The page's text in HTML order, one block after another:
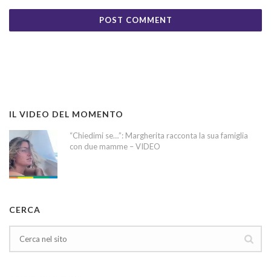
IL VIDEO DEL MOMENTO
“Chiedimi se…”: Margherita racconta la sua famiglia
con due mamme – VIDEO
CERCA